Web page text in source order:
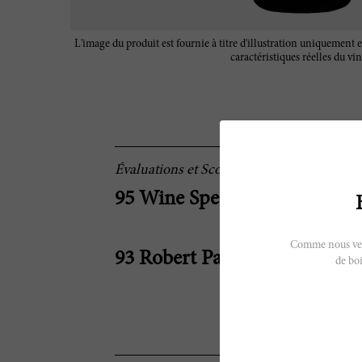
L'image du produit est fournie à titre d'illustration uniquement
caractéristiques réelles du
Évaluations et Scores
95 Wine Spectator
93 Robert Parker
Comme nous
de